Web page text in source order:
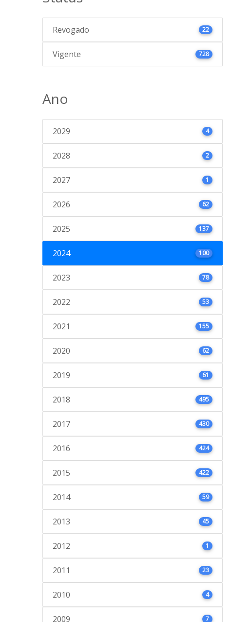
Revogado 22
Vigente 728
Ano
2029 4
2028 2
2027 1
2026 62
2025 137
2024 100
2023 78
2022 53
2021 155
2020 62
2019 61
2018 495
2017 430
2016 424
2015 422
2014 59
2013 45
2012 1
2011 23
2010 4
2009 7